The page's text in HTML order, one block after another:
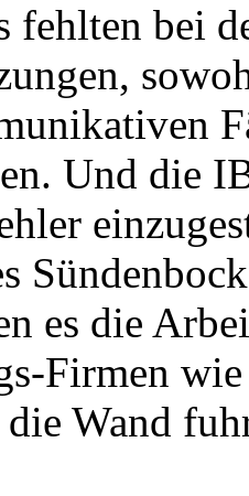
fehlten bei
Und die
es die
Firmen
Wand